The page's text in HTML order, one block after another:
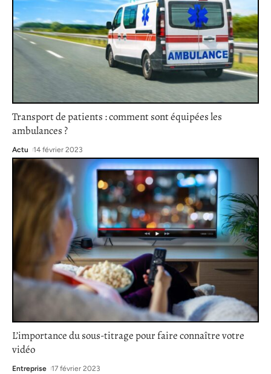
Transport de patients : comment sont équipées les
ambulances ?
Actu 14 février 2023
L’importance du sous-titrage pour faire connaître votre
vidéo
Entreprise 17 février 2023